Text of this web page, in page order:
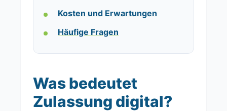
Kosten und Erwartungen
Häufige Fragen
Was bedeutet
Zulassung digital?